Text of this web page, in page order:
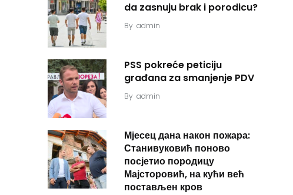
da zasnuju brak i porodicu?
By admin
PSS pokreće peticiju
građana za smanjenje PDV
By admin
Мјесец дана након пожара:
Станивуковић поново
посјетио породицу
Мајсторовић, на кући већ
постављен кров